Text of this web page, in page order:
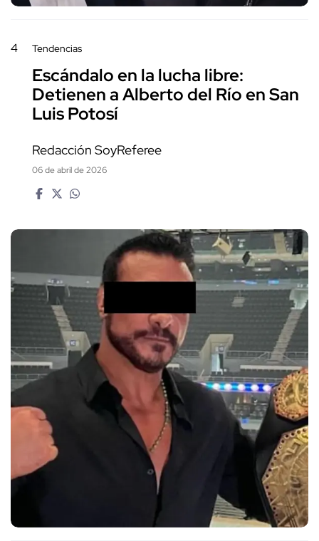
4 Tendencias
Escándalo en la lucha libre:
Detienen a Alberto del Río en San
Luis Potosí
Redacción SoyReferee
06 de abril de 2026